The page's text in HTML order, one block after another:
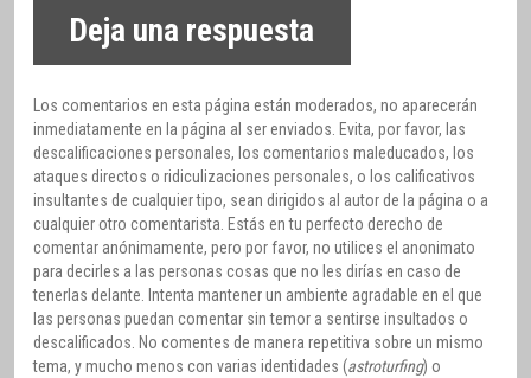
Deja una respuesta
Los comentarios en esta página están moderados, no aparecerán
inmediatamente en la página al ser enviados. Evita, por favor, las
descalificaciones personales, los comentarios maleducados, los
ataques directos o ridiculizaciones personales, o los calificativos
insultantes de cualquier tipo, sean dirigidos al autor de la página o a
cualquier otro comentarista. Estás en tu perfecto derecho de
comentar anónimamente, pero por favor, no utilices el anonimato
para decirles a las personas cosas que no les dirías en caso de
tenerlas delante. Intenta mantener un ambiente agradable en el que
las personas puedan comentar sin temor a sentirse insultados o
descalificados. No comentes de manera repetitiva sobre un mismo
tema, y mucho menos con varias identidades (astroturfing) o